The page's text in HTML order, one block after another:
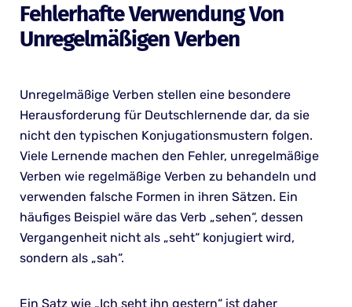
Fehlerhafte Verwendung Von
Unregelmäßigen Verben
Unregelmäßige Verben stellen eine besondere
Herausforderung für Deutschlernende dar, da sie
nicht den typischen Konjugationsmustern folgen.
Viele Lernende machen den Fehler, unregelmäßige
Verben wie regelmäßige Verben zu behandeln und
verwenden falsche Formen in ihren Sätzen. Ein
häufiges Beispiel wäre das Verb „sehen“, dessen
Vergangenheit nicht als „seht“ konjugiert wird,
sondern als „sah“.
Ein Satz wie „Ich seht ihn gestern“ ist daher